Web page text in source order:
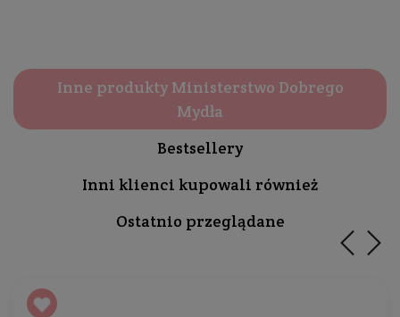
Inne produkty Ministerstwo Dobrego
Mydła
Bestsellery
Inni klienci kupowali również
Ostatnio przeglądane